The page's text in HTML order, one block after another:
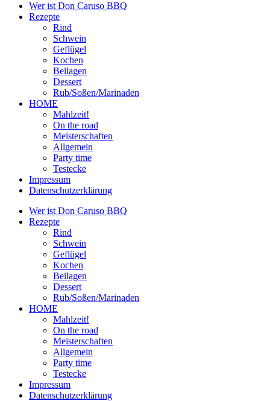
Wer ist Don Caruso BBQ
Rezepte
Rind
Schwein
Geflügel
Kochen
Beilagen
Dessert
Rub/Soßen/Marinaden
HOME
Mahlzeit!
On the road
Meisterschaften
Allgemein
Party time
Testecke
Impressum
Datenschutzerklärung
Wer ist Don Caruso BBQ
Rezepte
Rind
Schwein
Geflügel
Kochen
Beilagen
Dessert
Rub/Soßen/Marinaden
HOME
Mahlzeit!
On the road
Meisterschaften
Allgemein
Party time
Testecke
Impressum
Datenschutzerklärung